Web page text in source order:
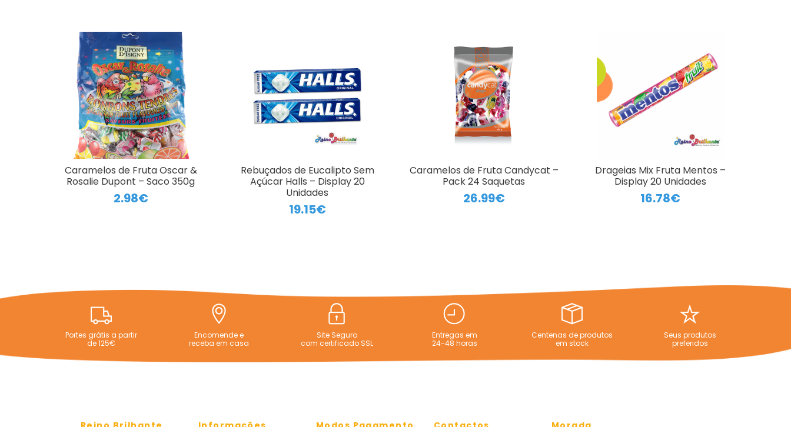
Caramelos de Fruta Oscar &
Rosalie Dupont – Saco 350g
2.98€
Rebuçados de Eucalipto Sem
Açúcar Halls – Display 20
Unidades
19.15€
Caramelos de Fruta Candycat –
Pack 24 Saquetas
26.99€
Drageias Mix Fruta Mentos –
Display 20 Unidades
16.78€
Portes grátis a partir
de 125€
Encomende e
receba em casa
Site Seguro
com certificado SSL
Entregas em
24-48 horas
Centenas de produtos
em stock
Seus produtos
preferidos